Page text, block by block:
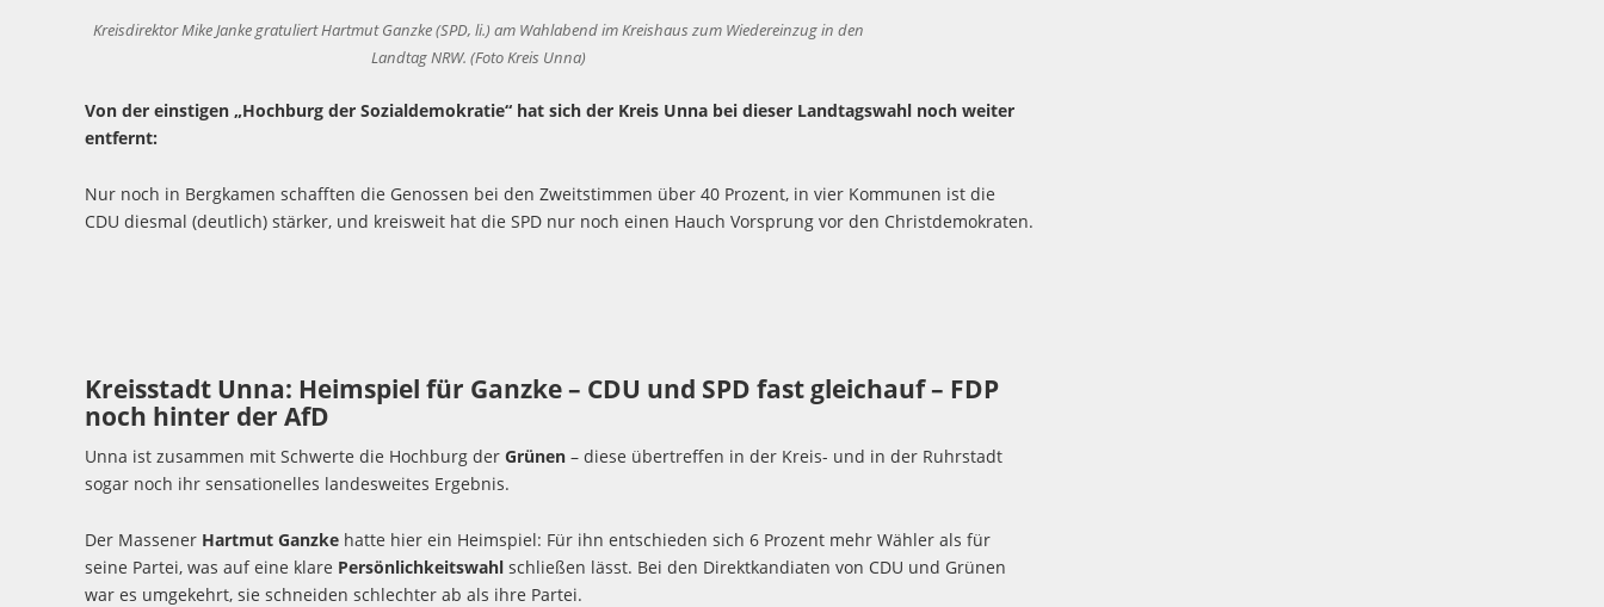
Kreisdirektor Mike Janke gratuliert Hartmut Ganzke (SPD, li.) am Wahlabend im Kreishaus zum Wiedereinzug in den
Landtag NRW. (Foto Kreis Unna)
Von der einstigen „Hochburg der Sozialdemokratie“ hat sich der Kreis Unna bei dieser Landtagswahl noch weiter
entfernt:
Nur noch in Bergkamen schafften die Genossen bei den Zweitstimmen über 40 Prozent, in vier Kommunen ist die
CDU diesmal (deutlich) stärker, und kreisweit hat die SPD nur noch einen Hauch Vorsprung vor den Christdemokraten.
Kreisstadt Unna: Heimspiel für Ganzke – CDU und SPD fast gleichauf – FDP
noch hinter der AfD
Unna ist zusammen mit Schwerte die Hochburg derGrünen – diese übertreffen in der Kreis- und in der Ruhrstadt
sogar noch ihr sensationelles landesweites Ergebnis.
Der Massener Hartmut Ganzke hatte hier ein Heimspiel: Für ihn entschieden sich 6 Prozent mehr Wähler als für
seine Partei, was auf eine klare Persönlichkeitswahl schließen lässt. Bei den Direktkandiaten von CDU und Grünen
war es umgekehrt, sie schneiden schlechter ab als ihre Partei.